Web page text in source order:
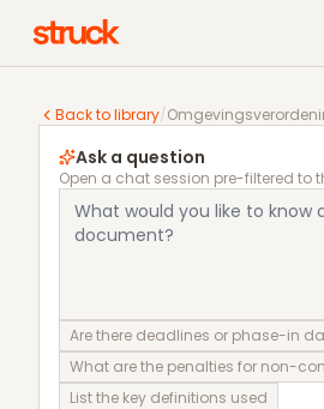
Back to library/
Omgevingsverordening
Ask a question
Open a chat session pre-filtered to
Are there deadlines or phase-in
What are the penalties for non-
List the key definitions used